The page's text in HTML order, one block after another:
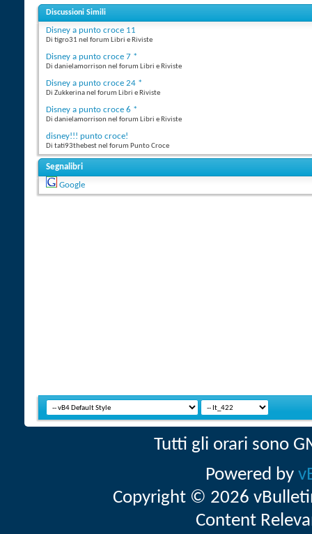
Discussioni Simili
Disney a punto croce 11
Di tigro31 nel forum Libri e Riviste
Disney a punto croce 7 *
Di danielamorrison nel forum Libri e Riviste
Disney a punto croce 24 *
Di Zukkerina nel forum Libri e Riviste
Disney a punto croce 6 *
Di danielamorrison nel forum Libri e Riviste
disney!!! punto croce!
Di tati93thebest nel forum Punto Croce
Segnalibri
Google
Tutti gli orari sono
Powered by
Copyright © 2026
Content